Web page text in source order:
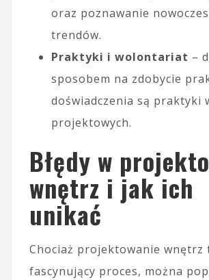
oraz poznawanie
trendów.
Praktyki i wolontariat –
sposobem na zdobycie
doświadczenia są praktyki
projektowych.
Błędy w
wnętrz i jak ich
unikać
Chociaż projektowanie wnętrz
fascynujący proces, można